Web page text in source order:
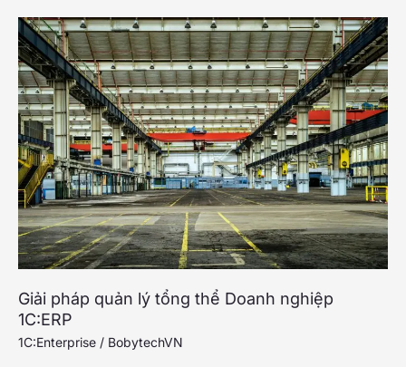
pháp
quản
trị
doanh
nghiệp
toàn
diện
1C:Enterprise
Giải pháp quản lý tổng thể Doanh nghiệp
1C:ERP
1C:Enterprise / BobytechVN